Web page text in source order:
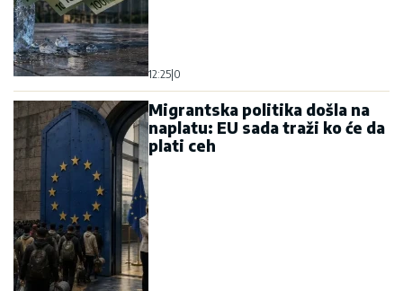
12:25 0
Migrantska politika došla na
naplatu: EU sada traži ko će da
plati ceh